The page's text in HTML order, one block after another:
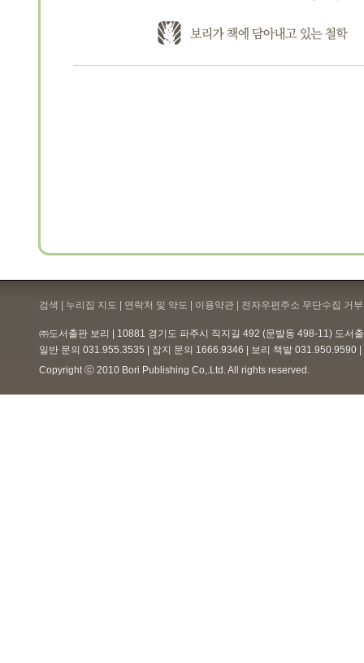
검색 | 누리집 지도 | 연락처 및 약도 | 이용약관 | 전자우편주소 무단수집 거
㈜도서출판 보리 | 10881 경기도 파주시 직지길 492 (문발동 498-11) 도서
일반 문의 031.955.3535 | 잡지 문의 1666.9346 | 보리 책밭 031.950.9590
Copyright ⓒ 2010 Bori Publishing Co,.Ltd. All rights reserved.